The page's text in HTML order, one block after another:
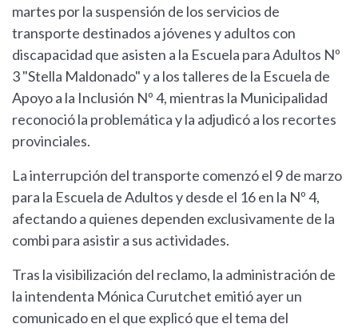
martes por la suspensión de los servicios de
transporte destinados a jóvenes y adultos con
discapacidad que asisten a la Escuela para Adultos Nº
3 "Stella Maldonado" y a los talleres de la Escuela de
Apoyo a la Inclusión Nº 4, mientras la Municipalidad
reconoció la problemática y la adjudicó a los recortes
provinciales.
La interrupción del transporte comenzó el 9 de marzo
para la Escuela de Adultos y desde el 16 en la Nº 4,
afectando a quienes dependen exclusivamente de la
combi para asistir a sus actividades.
Tras la visibilización del reclamo, la administración de
la intendenta Mónica Curutchet emitió ayer un
comunicado en el que explicó que el tema del